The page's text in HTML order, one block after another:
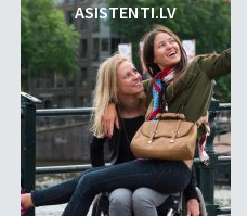
ASISTENTI.LV